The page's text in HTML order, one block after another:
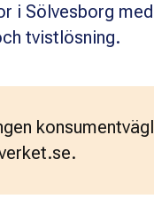
i Sölvesborg
tvistlösning.